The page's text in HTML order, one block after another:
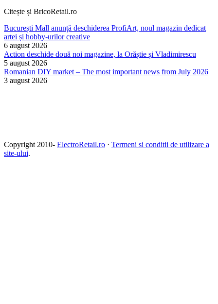
Citește și BricoRetail.ro
București Mall anunță deschiderea ProfiArt, noul magazin dedicat
artei și hobby-urilor creative
6 august 2026
Action deschide două noi magazine, la Orăștie și Vladimirescu
5 august 2026
Romanian DIY market – The most important news from July 2026
3 august 2026
Copyright 2010- ElectroRetail.ro · Termeni si conditii de utilizare a
site-ului.